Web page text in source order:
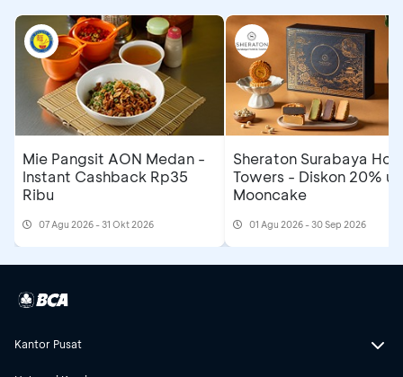
Mie Pangsit AON Medan -
Instant Cashback Rp35
Ribu
07 Agu 2026 - 31 Okt 2026
Sheraton Surabaya
Towers - Diskon 20%
Mooncake
01 Agu 2026 - 30 Sep 2026
Kantor Pusat